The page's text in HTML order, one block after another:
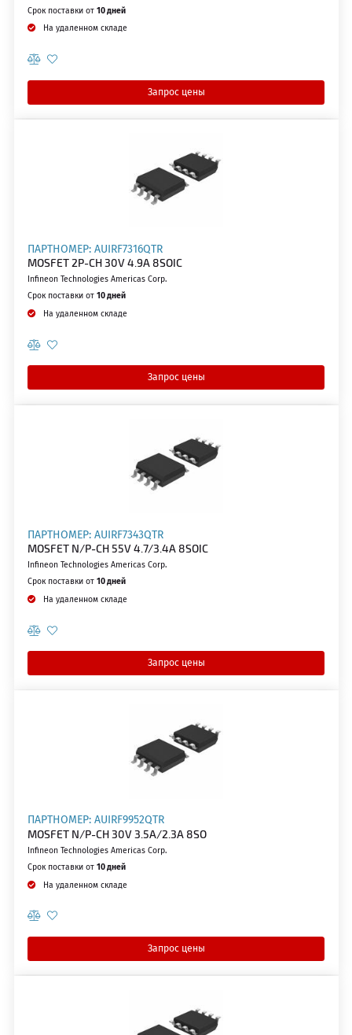
Срок поставки от 10 дней
На удаленном складе
Запрос цены
ПАРТНОМЕР: AUIRF7316QTR
MOSFET 2P-CH 30V 4.9A 8SOIC
Infineon Technologies Americas Corp.
Срок поставки от 10 дней
На удаленном складе
Запрос цены
ПАРТНОМЕР: AUIRF7343QTR
MOSFET N/P-CH 55V 4.7/3.4A 8SOIC
Infineon Technologies Americas Corp.
Срок поставки от 10 дней
На удаленном складе
Запрос цены
ПАРТНОМЕР: AUIRF9952QTR
MOSFET N/P-CH 30V 3.5A/2.3A 8SO
Infineon Technologies Americas Corp.
Срок поставки от 10 дней
На удаленном складе
Запрос цены